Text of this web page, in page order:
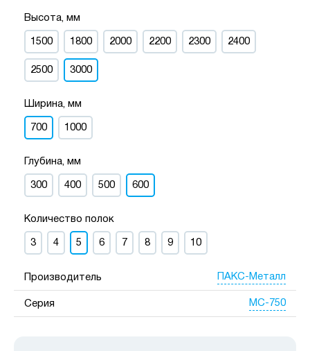
Высота, мм
1500 1800 2000 2200 2300 2400
2500 3000
Ширина, мм
700 1000
Глубина, мм
300 400 500 600
Количество полок
3 4 5 6 7 8 9 10
Производитель ПАКС-Металл
Серия МС-750